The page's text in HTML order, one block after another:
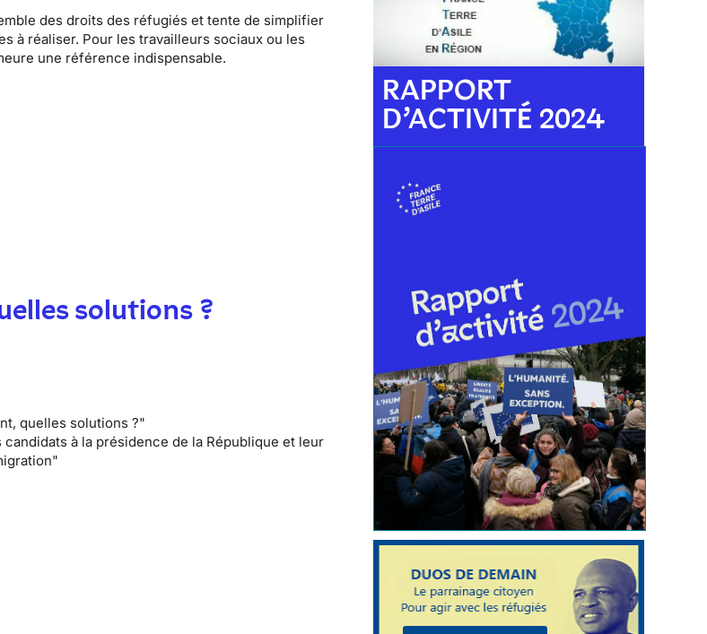
des droits des réfugiés et tente de simplifier
à réaliser. Pour les travailleurs sociaux ou les
une référence indispensable.
solutions ?
quelles solutions ?"
candidats à la présidence de la République et leur
RAPPORT
D’ACTIVITÉ 2024